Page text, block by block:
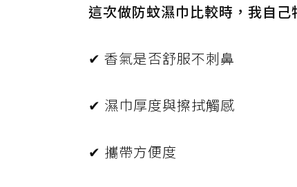
這次做防蚊濕巾比較時，我自
✔ 香氣是否舒服不刺鼻
✔ 濕巾厚度與擦拭觸感
✔ 攜帶方便度